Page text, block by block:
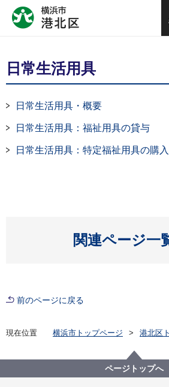
日常生活用具
日常生活用具・概要
日常生活用具：福祉用具の貸与
日常生活用具：特定福祉用具の購
関連ページ一
開く
前のページに戻る
現在位置 横浜市トップページ
港北区
介護保険
高齢者福祉保健の知恵袋
日
ページトップへ